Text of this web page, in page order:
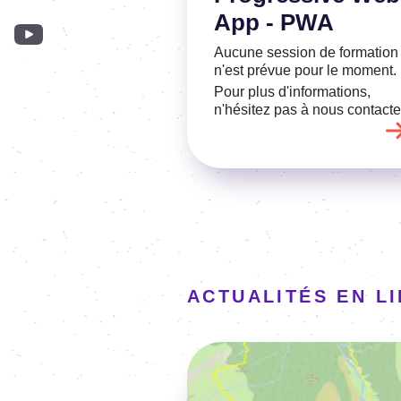
App - PWA
Aucune session de formation
n'est prévue pour le moment.
Pour plus d'informations,
n'hésitez pas à nous
ACTUALITÉS EN
Voir l'article
Image